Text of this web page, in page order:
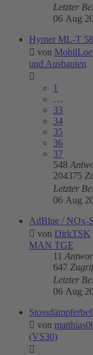
Letzter
06 Aug
Hymer ML-T
von
und Ausbauten
1
…
33
34
35
36
37
548
204375
Letzter
06 Aug
AdBlue / NOx-
von DirkTSK
MAN TGE
11
647
Letzter
06 Aug
von
(VS30)